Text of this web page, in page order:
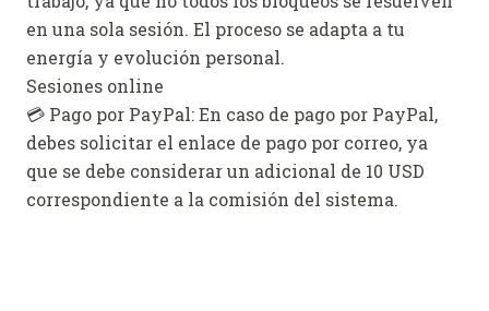
en una sola sesión. El proceso se adapta a tu
energía y evolución personal.
Sesiones online
💳 Pago por PayPal: En caso de pago por PayPal,
debes solicitar el enlace de pago por correo, ya
que se debe considerar un adicional de 10 USD
correspondiente a la comisión del sistema.